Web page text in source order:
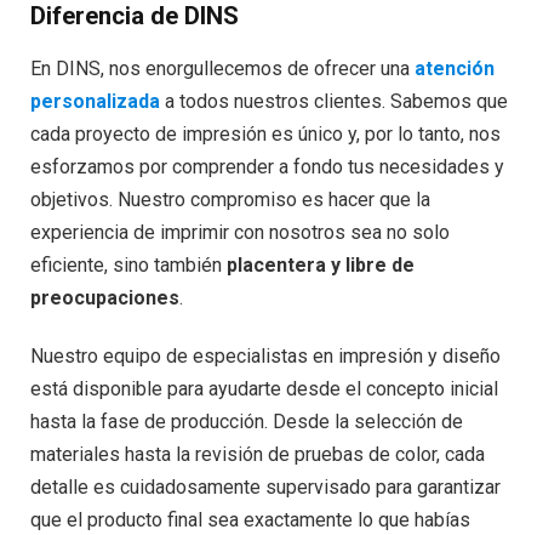
Diferencia de DINS
En DINS, nos enorgullecemos de ofrecer una atención
personalizada a todos nuestros clientes. Sabemos que
cada proyecto de impresión es único y, por lo tanto, nos
esforzamos por comprender a fondo tus necesidades y
objetivos. Nuestro compromiso es hacer que la
experiencia de imprimir con nosotros sea no solo
eficiente, sino también placentera y libre de
preocupaciones.
Nuestro equipo de especialistas en impresión y diseño
está disponible para ayudarte desde el concepto inicial
hasta la fase de producción. Desde la selección de
materiales hasta la revisión de pruebas de color, cada
detalle es cuidadosamente supervisado para garantizar
que el producto final sea exactamente lo que habías